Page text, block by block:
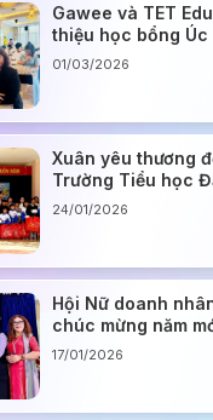
Gawee và TET
thiệu học bổng Úc
2026
01/03/2026
Xuân yêu thương
Trường Tiểu học
24/01/2026
Hội Nữ doanh
chúc mừng năm
ngân hàng hội viên
17/01/2026